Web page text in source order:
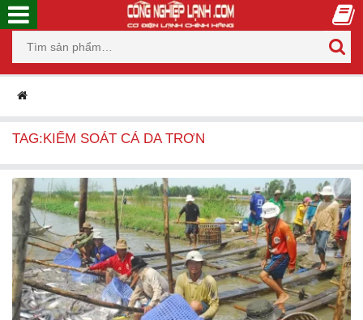
TAG:KIỂM SOÁT CÁ DA TRƠN